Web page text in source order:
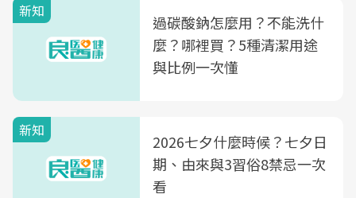
新知
過碳酸鈉怎麼用？不能洗什
麼？哪裡買？5種清潔用途
與比例一次懂
新知
2026七夕什麼時候？七夕日
期、由來與3習俗8禁忌一次
看